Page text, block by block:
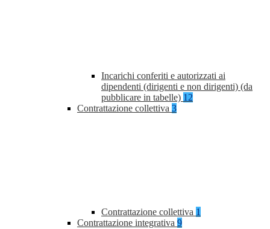
Incarichi conferiti e autorizzati ai
dipendenti (dirigenti e non dirigenti) (da
pubblicare in tabelle) 12
Contrattazione collettiva 3
Contrattazione collettiva 1
Contrattazione integrativa 9